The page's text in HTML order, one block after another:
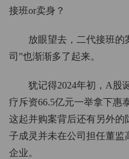
接班or卖身？
放眼望去，二代接班的
司”也渐渐多了起来。
犹记得2024年初，A
疗斥资66.5亿元一举拿下惠
这起并购案背后还有另外的
子成灵并未在公司担任董监
企业。